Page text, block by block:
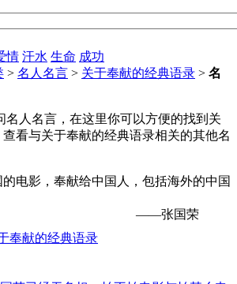
情 汗水 生命 成功
> 名人名言 > 关于奉献的经典语录 > 名
名人名言，在这里你可以方便的找到关
看与关于奉献的经典语录相关的其他名
电影，奉献给中国人，包括海外的中国
——张国荣
奉献的经典语录